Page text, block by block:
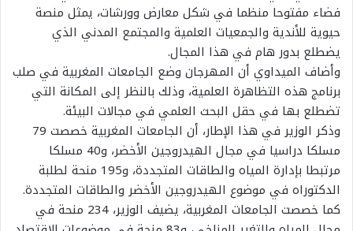
فضاء مفتوحا منظما في شكل معارض وورشات، يمثل منصة
حيوية للأندية والجمعيات العلمية والمجتمع المدني الذي
يضطلع بدور هام في هذا المجال.
وأضاف الميداوي أن المهرجان وضع الجامعات المغربية في صلب
برنامج هذه التظاهرة العلمية، وذلك بالنظر إلى المكانة التي
تضطلع بها في حقل البحث العلمي في مجالات البيئة.
وذكر الوزير في هذا الإطار، أن الجامعات المغربية خصصت 79
مسلكا دراسيا في مجال الهيدروجين الأخضر، و40 مسلكا
مرتبطا بإدارة المياه والطاقات المتجددة، و195 منحة لطلبة
الدكتوراه في موضوع الهيدروجين الأخضر والطاقات المتجددة.
كما خصصت الجامعات المغربية، يضيف الوزير، 234 منحة في